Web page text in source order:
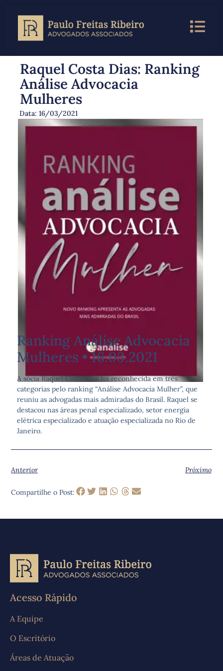
Raquel Costa Dias: Ranking
Análise Advocacia
Mulheres
Data: 16/03/2021
Ranking Análise Advocacia
Mulheres • 16.03.2021
A sócia Raquel Costa Dias foi reconhecida em três
categorias pelo ranking “Análise Advocacia Mulher”, que
reuniu as advogadas mais admiradas do Brasil. Raquel se
destacou nas áreas penal especializado, setor energia
elétrica especializado e atuação especializada no Rio de
Janeiro.
Anterior Próximo
Compartilhe o Post:
Acesso Rápido
A Equipe
O Escritório
Áreas de Atuação